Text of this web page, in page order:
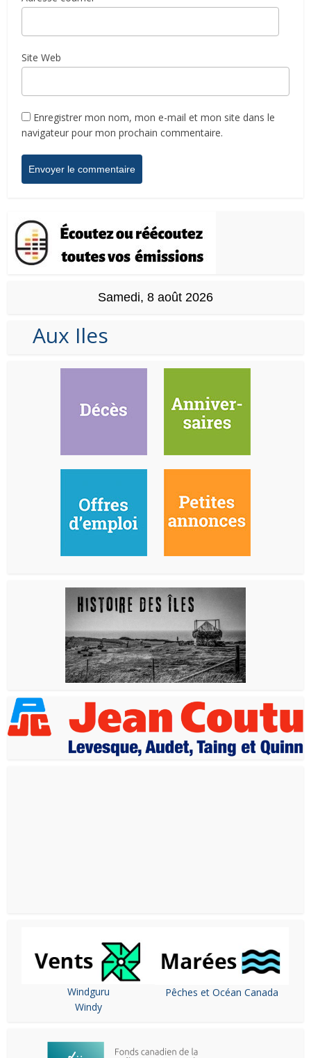
Site Web
Enregistrer mon nom, mon e-mail et mon site dans le
navigateur pour mon prochain commentaire.
Samedi, 8 août 2026
Aux Iles
Windguru
Windy
Pêches et Océan Canada